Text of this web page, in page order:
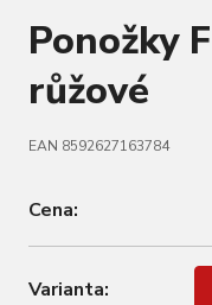
Ponožky
růžové
EAN 8592627163784
Cena:
Varianta: